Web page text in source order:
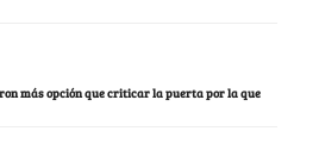
más opción que criticar la puerta por la que